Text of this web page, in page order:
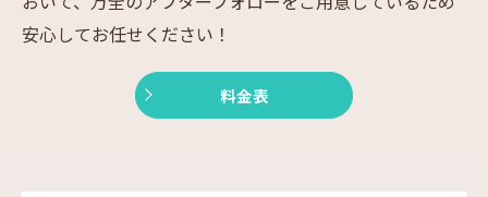
安心してお任せください！
料金表